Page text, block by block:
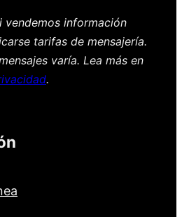
vendemos información
tarifas de mensajería.
varía. Lea más en
.